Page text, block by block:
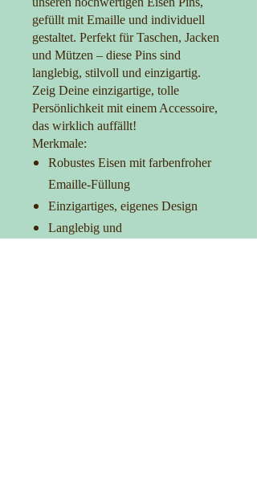
gefüllt mit Emaille und individuell
gestaltet. Perfekt für Taschen, Jacken
und Mützen – diese Pins sind
langlebig, stilvoll und einzigartig.
Zeig Deine einzigartige, tolle
Persönlichkeit mit einem Accessoire,
das wirklich auffällt!
Merkmale:
Robustes Eisen mit farbenfroher
Emaille-Füllung
Einzigartiges, eigenes Design
Langlebig und